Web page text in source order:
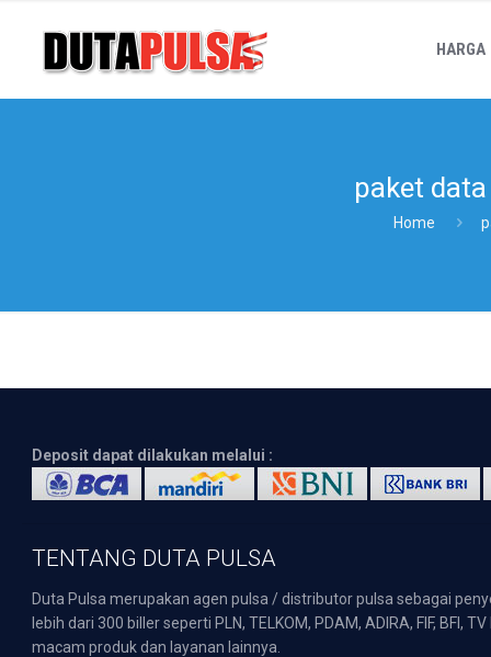
HARGA
paket
Home
Deposit dapat dilakukan melalui :
TENTANG DUTA PULSA
Duta Pulsa merupakan agen pulsa / distributor pulsa sebagai
lebih dari 300 biller seperti PLN, TELKOM, PDAM, ADIRA, FIF,
macam produk dan layanan lainnya.